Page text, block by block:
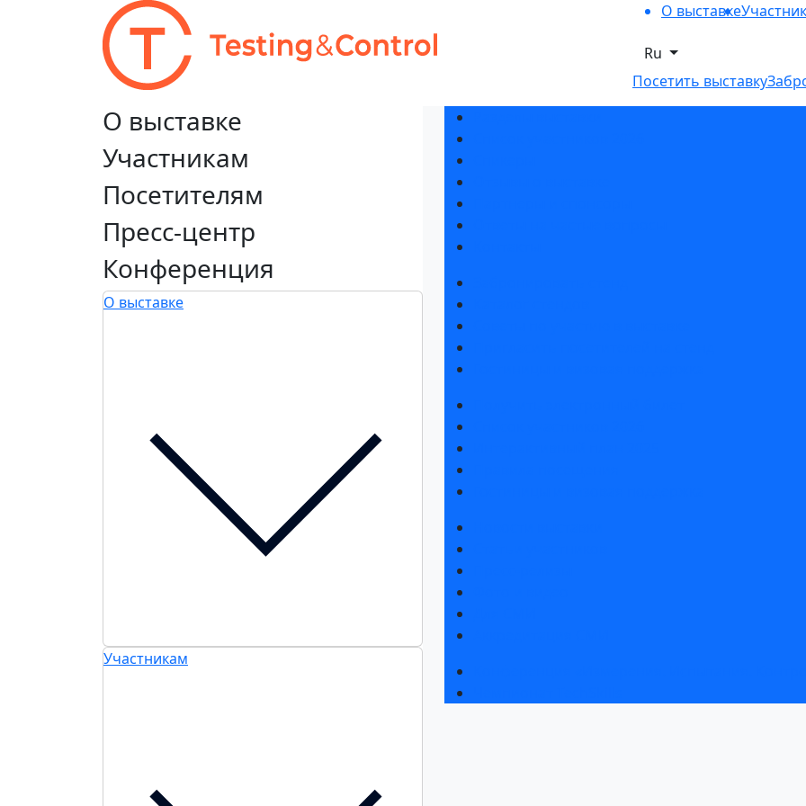
О выставке
Ru
Посетить выставку
О выставке
Участникам
Посетителям
Пресс-центр
Конференция
О выставке
Участникам